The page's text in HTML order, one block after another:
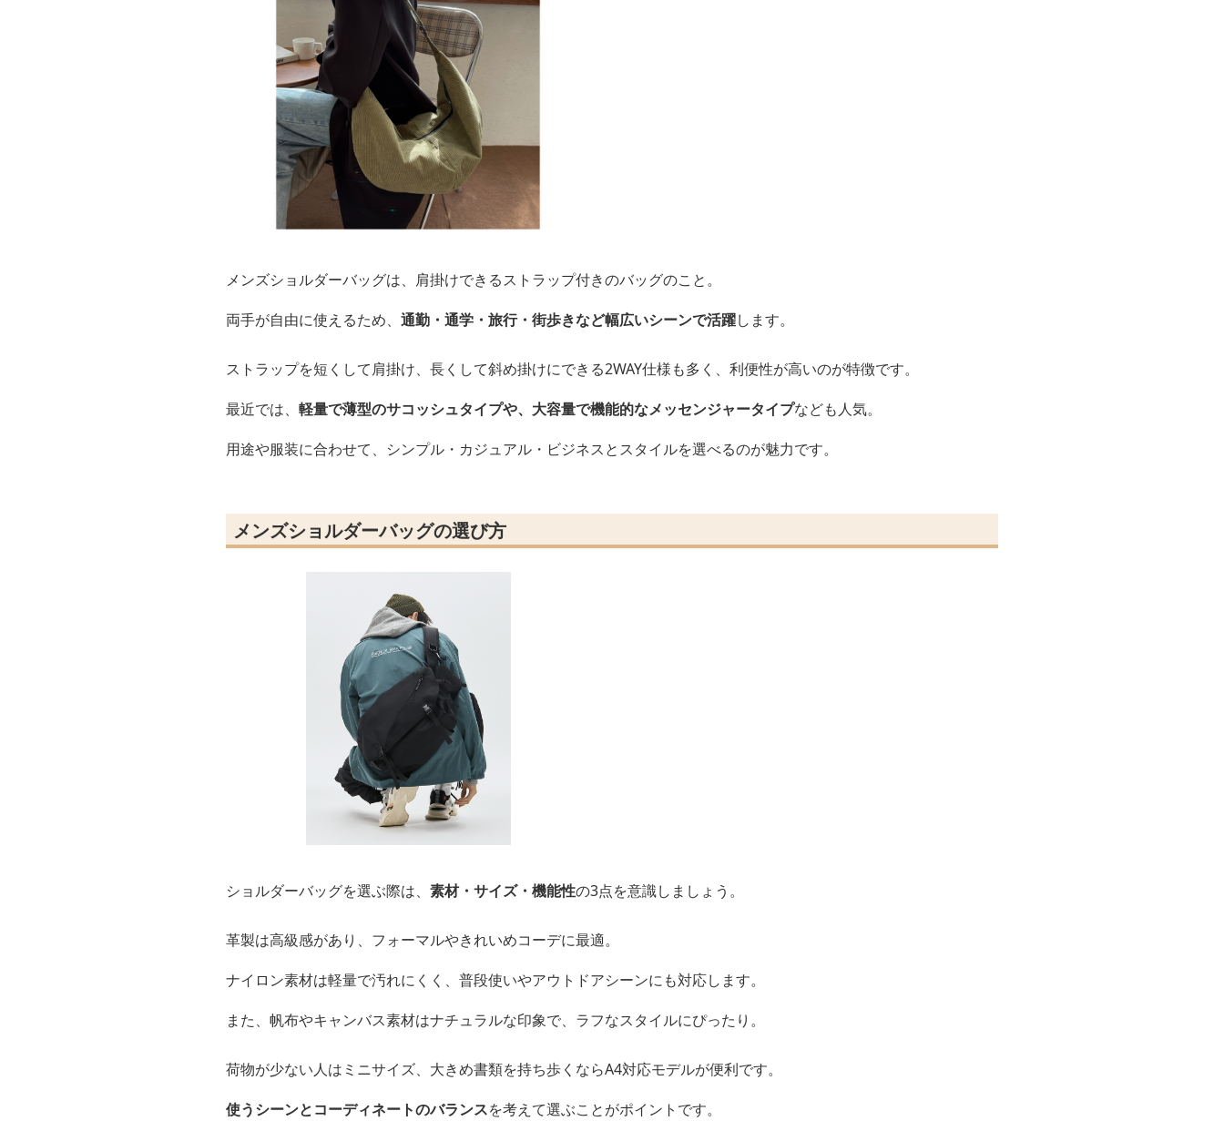
メンズショルダーバッグは、肩掛けできるストラップ付きのバッグのこと。
両手が自由に使えるため、 通勤・通学・旅行・街歩きなど幅広いシーンで活躍します。
ストラップを短くして肩掛け、長くして斜め掛けにできる2WAY仕様も多く、利便性が高いのが特徴です。
最近では、 軽量で薄型のサコッシュタイプや、大容量で機能的なメッセンジャータイプなども人気。
用途や服装に合わせて、シンプル・カジュアル・ビジネスとスタイルを選べるのが魅力です。
メンズショルダーバッグの選び方
ショルダーバッグを選ぶ際は、 素材・サイズ・機能性の3点を意識しましょう。
革製は高級感があり、フォーマルやきれいめコーデに最適。
ナイロン素材は軽量で汚れにくく、普段使いやアウトドアシーンにも対応します。
また、帆布やキャンバス素材はナチュラルな印象で、ラフなスタイルにぴったり。
荷物が少ない人はミニサイズ、大きめ書類を持ち歩くならA4対応モデルが便利です。
使うシーンとコーディネートのバランスを考えて選ぶことがポイントです。